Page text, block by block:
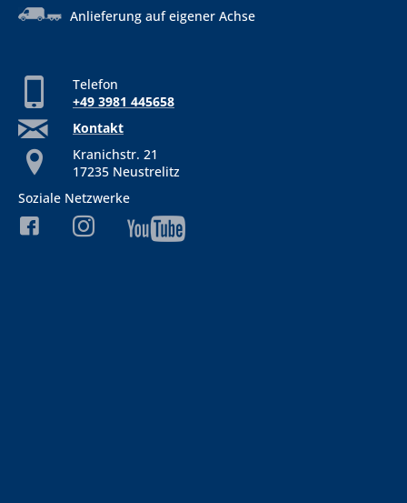
Anlieferung auf eigener Achse
Telefon
+49 3981 445658
Kontakt
Kranichstr. 21
17235 Neustrelitz
Soziale Netzwerke